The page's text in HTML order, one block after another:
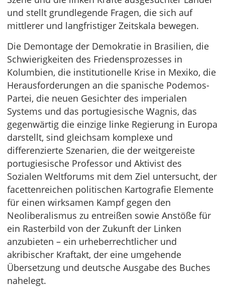
und stellt grundlegende Fragen, die sich auf
mittlerer und langfristiger Zeitskala bewegen.
Die Demontage der Demokratie in Brasilien, die
Schwierigkeiten des Friedensprozesses in
Kolumbien, die institutionelle Krise in Mexiko, die
Herausforderungen an die spanische Podemos-
Partei, die neuen Gesichter des imperialen
Systems und das portugiesische Wagnis, das
gegenwärtig die einzige linke Regierung in Europa
darstellt, sind gleichsam komplexe und
differenzierte Szenarien, die der weitgereiste
portugiesische Professor und Aktivist des
Sozialen Weltforums mit dem Ziel untersucht, der
facettenreichen politischen Kartografie Elemente
für einen wirksamen Kampf gegen den
Neoliberalismus zu entreißen sowie Anstöße für
ein Rasterbild von der Zukunft der Linken
anzubieten – ein urheberrechtlicher und
akribischer Kraftakt, der eine umgehende
Übersetzung und deutsche Ausgabe des Buches
nahelegt.